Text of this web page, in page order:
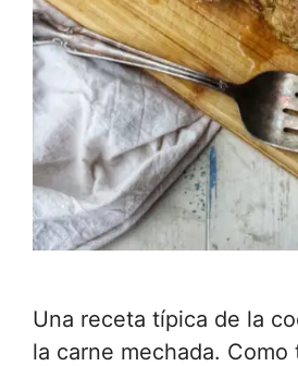
Una receta típica de la
la carne mechada. Como